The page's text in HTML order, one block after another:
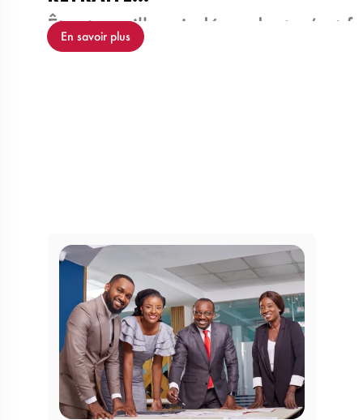
Être travailleur indépendant, c’est
En savoir plus